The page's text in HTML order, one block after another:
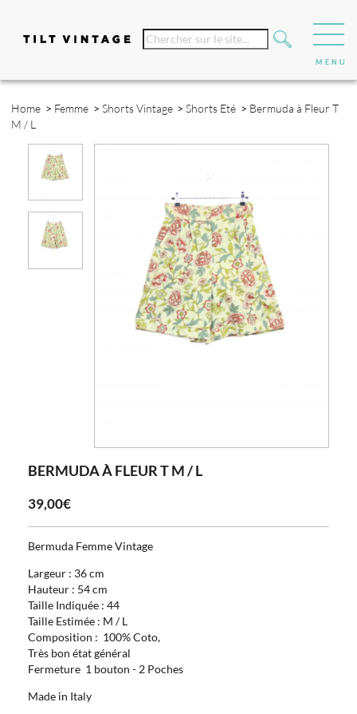
Home > Femme > Shorts Vintage >Shorts Eté > Bermuda à Fleur T
M / L
BERMUDA À FLEUR T M / L
39,00€
Bermuda Femme Vintage
Largeur : 36 cm
Hauteur : 54 cm
Taille Indiquée : 44
Taille Estimée : M / L
Composition : 100% Coto,
Très bon état général
Fermeture 1 bouton - 2 Poches
Made in Italy